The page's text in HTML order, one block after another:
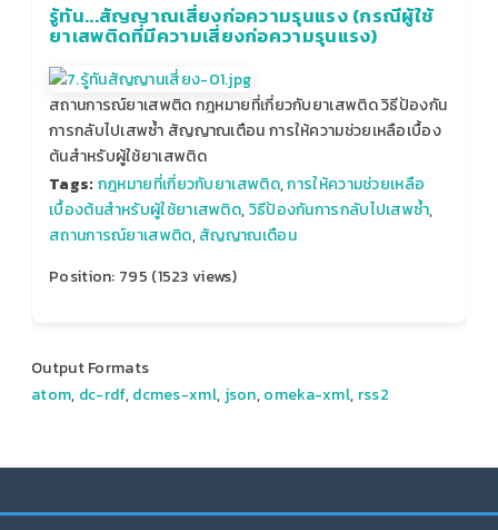
รู้ทัน...สัญญาณเสี่ยงก่อความรุนแรง (กรณีผู้ใช้
ยาเสพติดที่มีความเสี่ยงก่อความรุนแรง)
สถานการณ์ยาเสพติด กฎหมายที่เกี่ยวกับยาเสพติด วิธีป้องกัน
การกลับไปเสพซ้ำ สัญญาณเตือน การให้ความช่วยเหลือเบื้อง
ต้นสำหรับผู้ใช้ยาเสพติด
Tags: กฎหมายที่เกี่ยวกับยาเสพติด,การให้ความช่วยเหลือ
เบื้องต้นสำหรับผู้ใช้ยาเสพติด,วิธีป้องกันการกลับไปเสพซ้ำ,
สถานการณ์ยาเสพติด,สัญญาณเตือน
Position: 795 (1523views)
Output Formats
atom, dc-rdf,dcmes-xml, json,omeka-xml, rss2